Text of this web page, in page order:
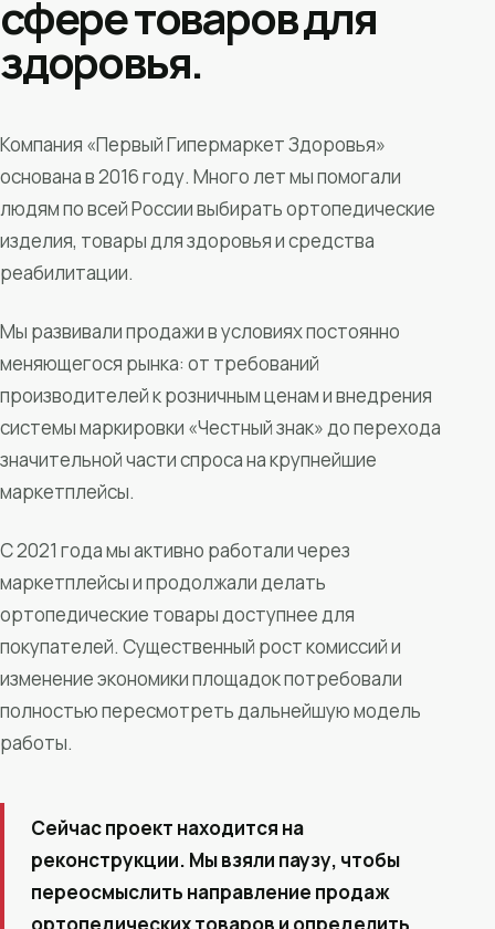
сфере товаров для
здоровья.
Компания «Первый Гипермаркет Здоровья»
основана в 2016 году. Много лет мы помогали
людям по всей России выбирать ортопедические
изделия, товары для здоровья и средства
реабилитации.
Мы развивали продажи в условиях постоянно
меняющегося рынка: от требований
производителей к розничным ценам и внедрения
системы маркировки «Честный знак» до перехода
значительной части спроса на крупнейшие
маркетплейсы.
С 2021 года мы активно работали через
маркетплейсы и продолжали делать
ортопедические товары доступнее для
покупателей. Существенный рост комиссий и
изменение экономики площадок потребовали
полностью пересмотреть дальнейшую модель
работы.
Сейчас проект находится на
реконструкции. Мы взяли паузу, чтобы
переосмыслить направление продаж